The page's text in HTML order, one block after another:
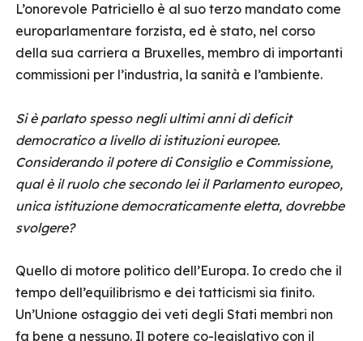
L’onorevole Patriciello è al suo terzo mandato come
europarlamentare forzista, ed è stato, nel corso
della sua carriera a Bruxelles, membro di importanti
commissioni per l’industria, la sanità e l’ambiente.
Si è parlato spesso negli ultimi anni di deficit
democratico a livello di istituzioni europee.
Considerando il potere di Consiglio e Commissione,
qual è il ruolo che secondo lei il Parlamento europeo,
unica istituzione democraticamente eletta, dovrebbe
svolgere?
Quello di motore politico dell’Europa. Io credo che il
tempo dell’equilibrismo e dei tatticismi sia finito.
Un’Unione ostaggio dei veti degli Stati membri non
fa bene a nessuno. Il potere co-legislativo con il